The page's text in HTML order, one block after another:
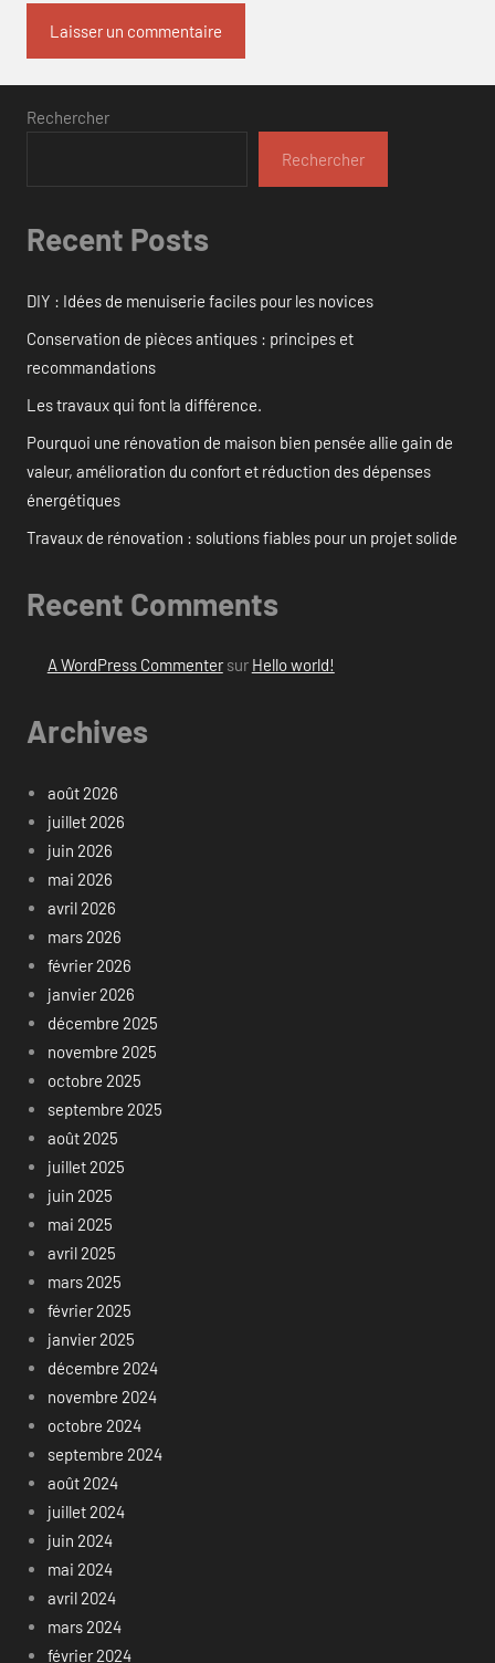
Rechercher
Rechercher
Recent Posts
DIY : Idées de menuiserie faciles pour les novices
Conservation de pièces antiques : principes et
recommandations
Les travaux qui font la différence.
Pourquoi une rénovation de maison bien pensée allie gain de
valeur, amélioration du confort et réduction des dépenses
énergétiques
Travaux de rénovation : solutions fiables pour un projet solide
Recent Comments
A WordPress Commentersur Hello world!
Archives
août 2026
juillet 2026
juin 2026
mai 2026
avril 2026
mars 2026
février 2026
janvier 2026
décembre 2025
novembre 2025
octobre 2025
septembre 2025
août 2025
juillet 2025
juin 2025
mai 2025
avril 2025
mars 2025
février 2025
janvier 2025
décembre 2024
novembre 2024
octobre 2024
septembre 2024
août 2024
juillet 2024
juin 2024
mai 2024
avril 2024
mars 2024
février 2024